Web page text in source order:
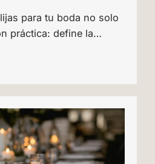
para tu boda no solo
práctica: define la…